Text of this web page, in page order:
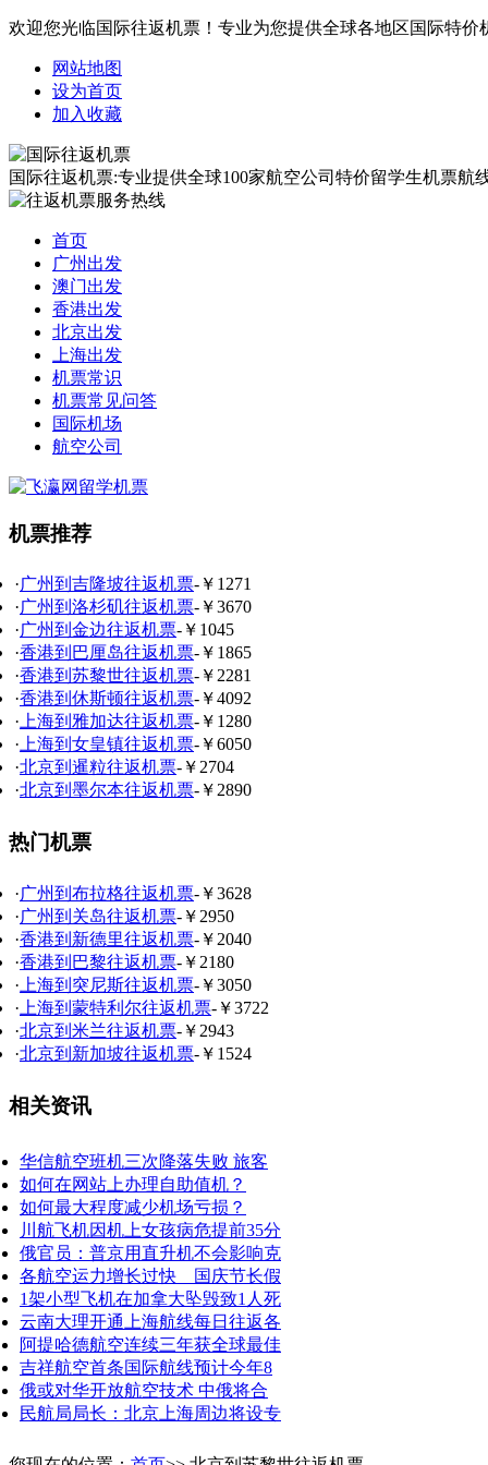
欢迎您光临国际往返机票！专业为您提供全球各地区国际特价
网站地图
设为首页
加入收藏
国际往返机票:专业提供全球100家航空公司特价留学生机票
首页
广州出发
澳门出发
香港出发
北京出发
上海出发
机票常识
机票常见问答
国际机场
航空公司
机票推荐
·广州到吉隆坡往返机票-￥1271
·广州到洛杉矶往返机票-￥3670
·广州到金边往返机票-￥1045
·香港到巴厘岛往返机票-￥1865
·香港到苏黎世往返机票-￥2281
·香港到休斯顿往返机票-￥4092
·上海到雅加达往返机票-￥1280
·上海到女皇镇往返机票-￥6050
·北京到暹粒往返机票-￥2704
·北京到墨尔本往返机票-￥2890
热门机票
·广州到布拉格往返机票-￥3628
·广州到关岛往返机票-￥2950
·香港到新德里往返机票-￥2040
·香港到巴黎往返机票-￥2180
· 上海到突尼斯往返机票-￥3050
· 上海到蒙特利尔往返机票-￥3722
·北京到米兰往返机票-￥2943
·北京到新加坡往返机票-￥1524
相关资讯
华信航空班机三次降落失败 旅客
如何在网站上办理自助值机？
如何最大程度减少机场亏损？
川航飞机因机上女孩病危提前35分
俄官员：普京用直升机不会影响克
各航空运力增长过快 国庆节长假
1架小型飞机在加拿大坠毁致1人死
云南大理开通上海航线每日往返各
阿提哈德航空连续三年获全球最佳
吉祥航空首条国际航线预计今年8
俄或对华开放航空技术 中俄将合
民航局局长：北京上海周边将设专